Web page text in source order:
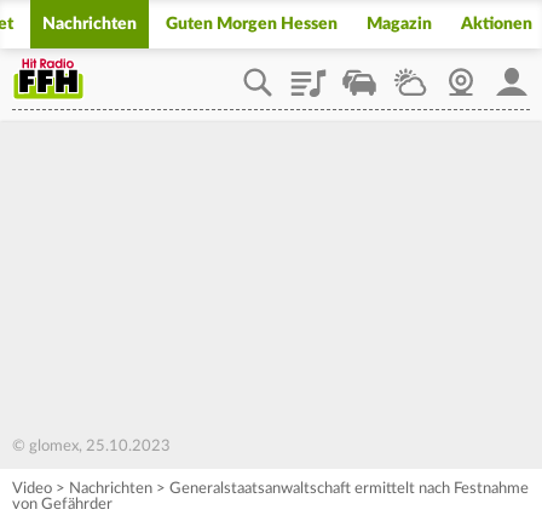
Nachrichten Guten Morgen Hessen Magazin Aktionen
PlaylistStaupilotWetterWebcam
© glomex, 25.10.2023
Video > Nachrichten > Generalstaatsanwaltschaft ermittelt nach Festnahme
von Gefährder